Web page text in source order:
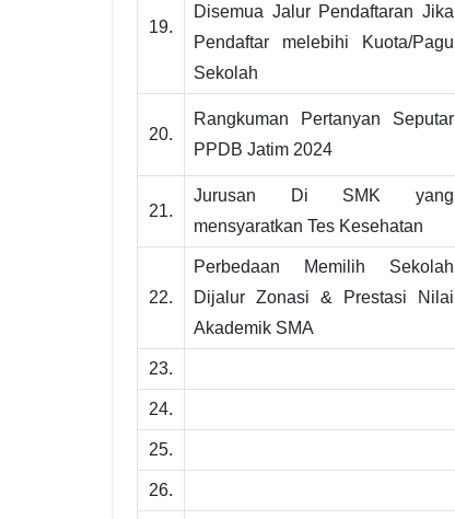
19.
Disemua Jalur Pendaftaran Jika
Pendaftar melebihi Kuota/Pagu
Sekolah
20.
Rangkuman Pertanyan Seputar
PPDB Jatim 2024
21.
Jurusan Di SMK yang
mensyaratkan Tes Kesehatan
22.
Perbedaan Memilih Sekolah
Dijalur Zonasi & Prestasi Nilai
Akademik SMA
23.
24.
25.
26.